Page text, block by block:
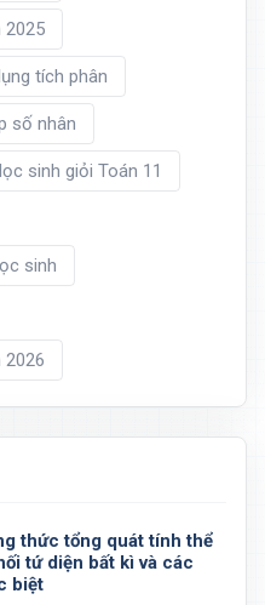
2025
tích phân
số nhân
sinh giỏi Toán 11
sinh
2026
thức tổng quát tính thể
tứ diện bất kì và các
biệt